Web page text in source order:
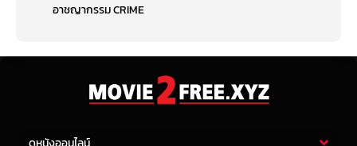
อาชญากรรม CRIME